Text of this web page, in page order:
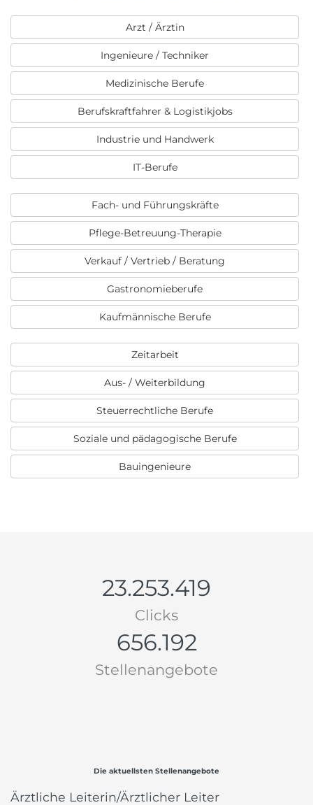
Arzt / Ärztin
Ingenieure / Techniker
Medizinische Berufe
Berufskraftfahrer & Logistikjobs
Industrie und Handwerk
IT-Berufe
Fach- und Führungskräfte
Pflege-Betreuung-Therapie
Verkauf / Vertrieb / Beratung
Gastronomieberufe
Kaufmännische Berufe
Zeitarbeit
Aus- / Weiterbildung
Steuerrechtliche Berufe
Soziale und pädagogische Berufe
Bauingenieure
23.253.419
Clicks
656.192
Stellenangebote
Die aktuellsten Stellenangebote
Ärztliche Leiterin/Ärztlicher Leiter